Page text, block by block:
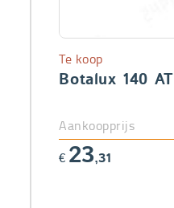
Botalux 140 AT
Te koop
Aankoopprijs
€ 23,31